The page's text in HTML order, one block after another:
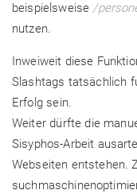
beispielsweise /
nutzen.
Inweiweit diese
Slashtags tatsächlich
Erfolg sein.
Weiter dürfte die
Sisyphos-Arbeit
Webseiten entstehen.